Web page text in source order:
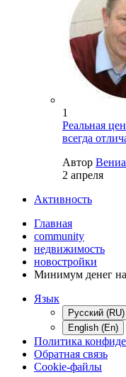
1
Реальная
всегда
Автор
2 апреля
Активность
Главная
community
недвижимость
новостройки
Минимум денег
Язык
Русский
English (En)
Политика
Обратная связь
Cookie-файлы